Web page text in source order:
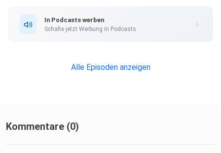
In Podcasts werben
Schalte jetzt Werbung in Podcasts.
Alle Episoden anzeigen
Kommentare (0)